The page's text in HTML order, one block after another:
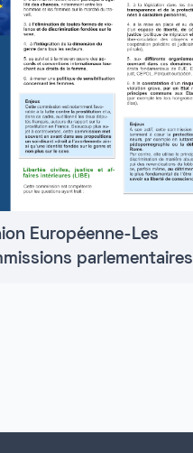
Européenne-Les
parlementaires